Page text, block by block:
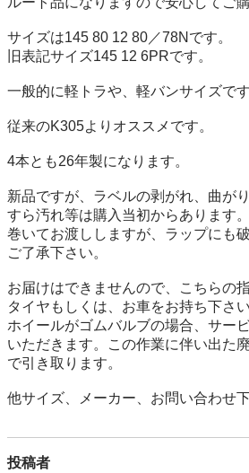
サイズは145 80 12 80／78Nです。
旧表記サイズ145 12 6PRです。
一般的に軽トラや、軽バンサイズです
従来のK305よりオススメです。
4本とも26年製になります。
新品ですが、ラベルの剥がれ、曲が
すら汚れ等は購入当初からあります
巻いてお渡ししますが、ラップにも
ご了承下さい。
お届けはできませんので、こちらの
タイヤもしくは、お車をお持ち下さい
ホイールがゴムバルブの場合、サー
いただきます。この作業に伴い出た
で引き取ります。
他サイズ、メーカー、お問い合わせ下
投稿者